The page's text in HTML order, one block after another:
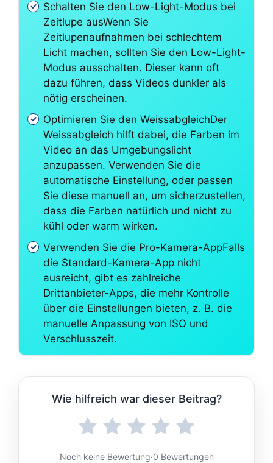
Schalten Sie den Low-Light-Modus bei
Zeitlupe ausWenn Sie
Zeitlupenaufnahmen bei schlechtem
Licht machen, sollten Sie den Low-Light-
Modus ausschalten. Dieser kann oft
dazu führen, dass Videos dunkler als
nötig erscheinen.
Optimieren Sie den WeissabgleichDer
Weissabgleich hilft dabei, die Farben im
Video an das Umgebungslicht
anzupassen. Verwenden Sie die
automatische Einstellung, oder passen
Sie diese manuell an, um sicherzustellen,
dass die Farben natürlich und nicht zu
kühl oder warm wirken.
Verwenden Sie die Pro-Kamera-AppFalls
die Standard-Kamera-App nicht
ausreicht, gibt es zahlreiche
Drittanbieter-Apps, die mehr Kontrolle
über die Einstellungen bieten, z. B. die
manuelle Anpassung von ISO und
Verschlusszeit.
Wie hilfreich war dieser Beitrag?
Noch keine Bewertung·0 Bewertungen